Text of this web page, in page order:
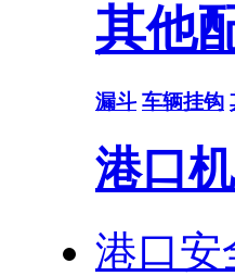
其他
漏斗 车辆挂钩
港口
港口安